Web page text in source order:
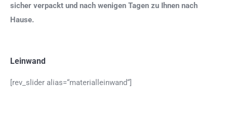
sicher verpackt und nach wenigen Tagen zu Ihnen nach
Hause.
Leinwand
[rev_slider alias=“materialleinwand“]